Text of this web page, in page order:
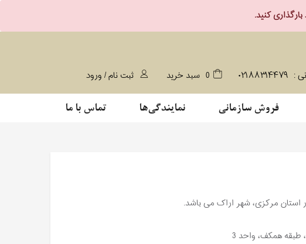
: ۰۲۱۸۸۳۱۴۴۷۹ 0 سبد خرید ثبت نام / ورود
فروش سازمانی نمایندگی‌ها تماس با ما
استان مرکزی، شهر اراک می باشد.
طبقه همکف، واحد 3